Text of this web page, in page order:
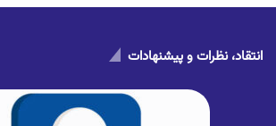
انتقاد، نظرات و پیشنهادات